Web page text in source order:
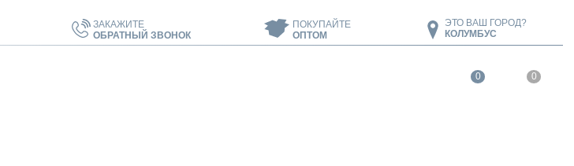
ЗАКАЖИТЕ
ОБРАТНЫЙ ЗВОНОК
ПОКУПАЙТЕ
ОПТОМ
ЭТО ВАШ ГОРОД?
КОЛУМБУС
0 0